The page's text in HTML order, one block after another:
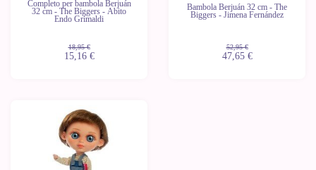
Completo per bambola Berjuán
32 cm - The Biggers - Abito
Endo Grimaldi
18,95 €
15,16 €
Bambola Berjuán 32 cm - The
Biggers - Jimena Fernández
52,95 €
47,65 €